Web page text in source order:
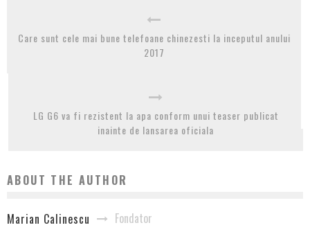
Care sunt cele mai bune telefoane chinezesti la inceputul anului
2017
LG G6 va fi rezistent la apa conform unui teaser publicat
inainte de lansarea oficiala
ABOUT THE AUTHOR
Marian Calinescu Fondator